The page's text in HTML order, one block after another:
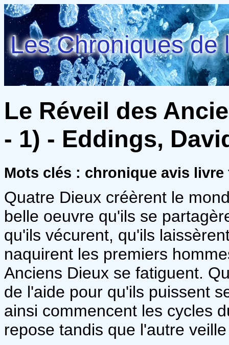
Les Chroniques de
Le Réveil des
- 1) - Eddings,
Mots clés : chronique avis livre
Quatre Dieux créèrent le
belle oeuvre qu'ils se
qu'ils vécurent, qu'ils
naquirent les premiers
Anciens Dieux se fatiguent.
de l'aide pour qu'ils puissent
ainsi commencent les cycles
repose tandis que l'autre